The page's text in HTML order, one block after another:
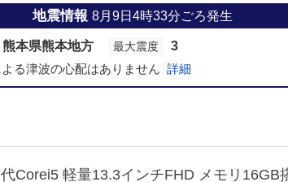
地震情報 8月9日4時33分ごろ発生
熊本県熊本地方 最大震度
3
る津波の心配はありません 詳細